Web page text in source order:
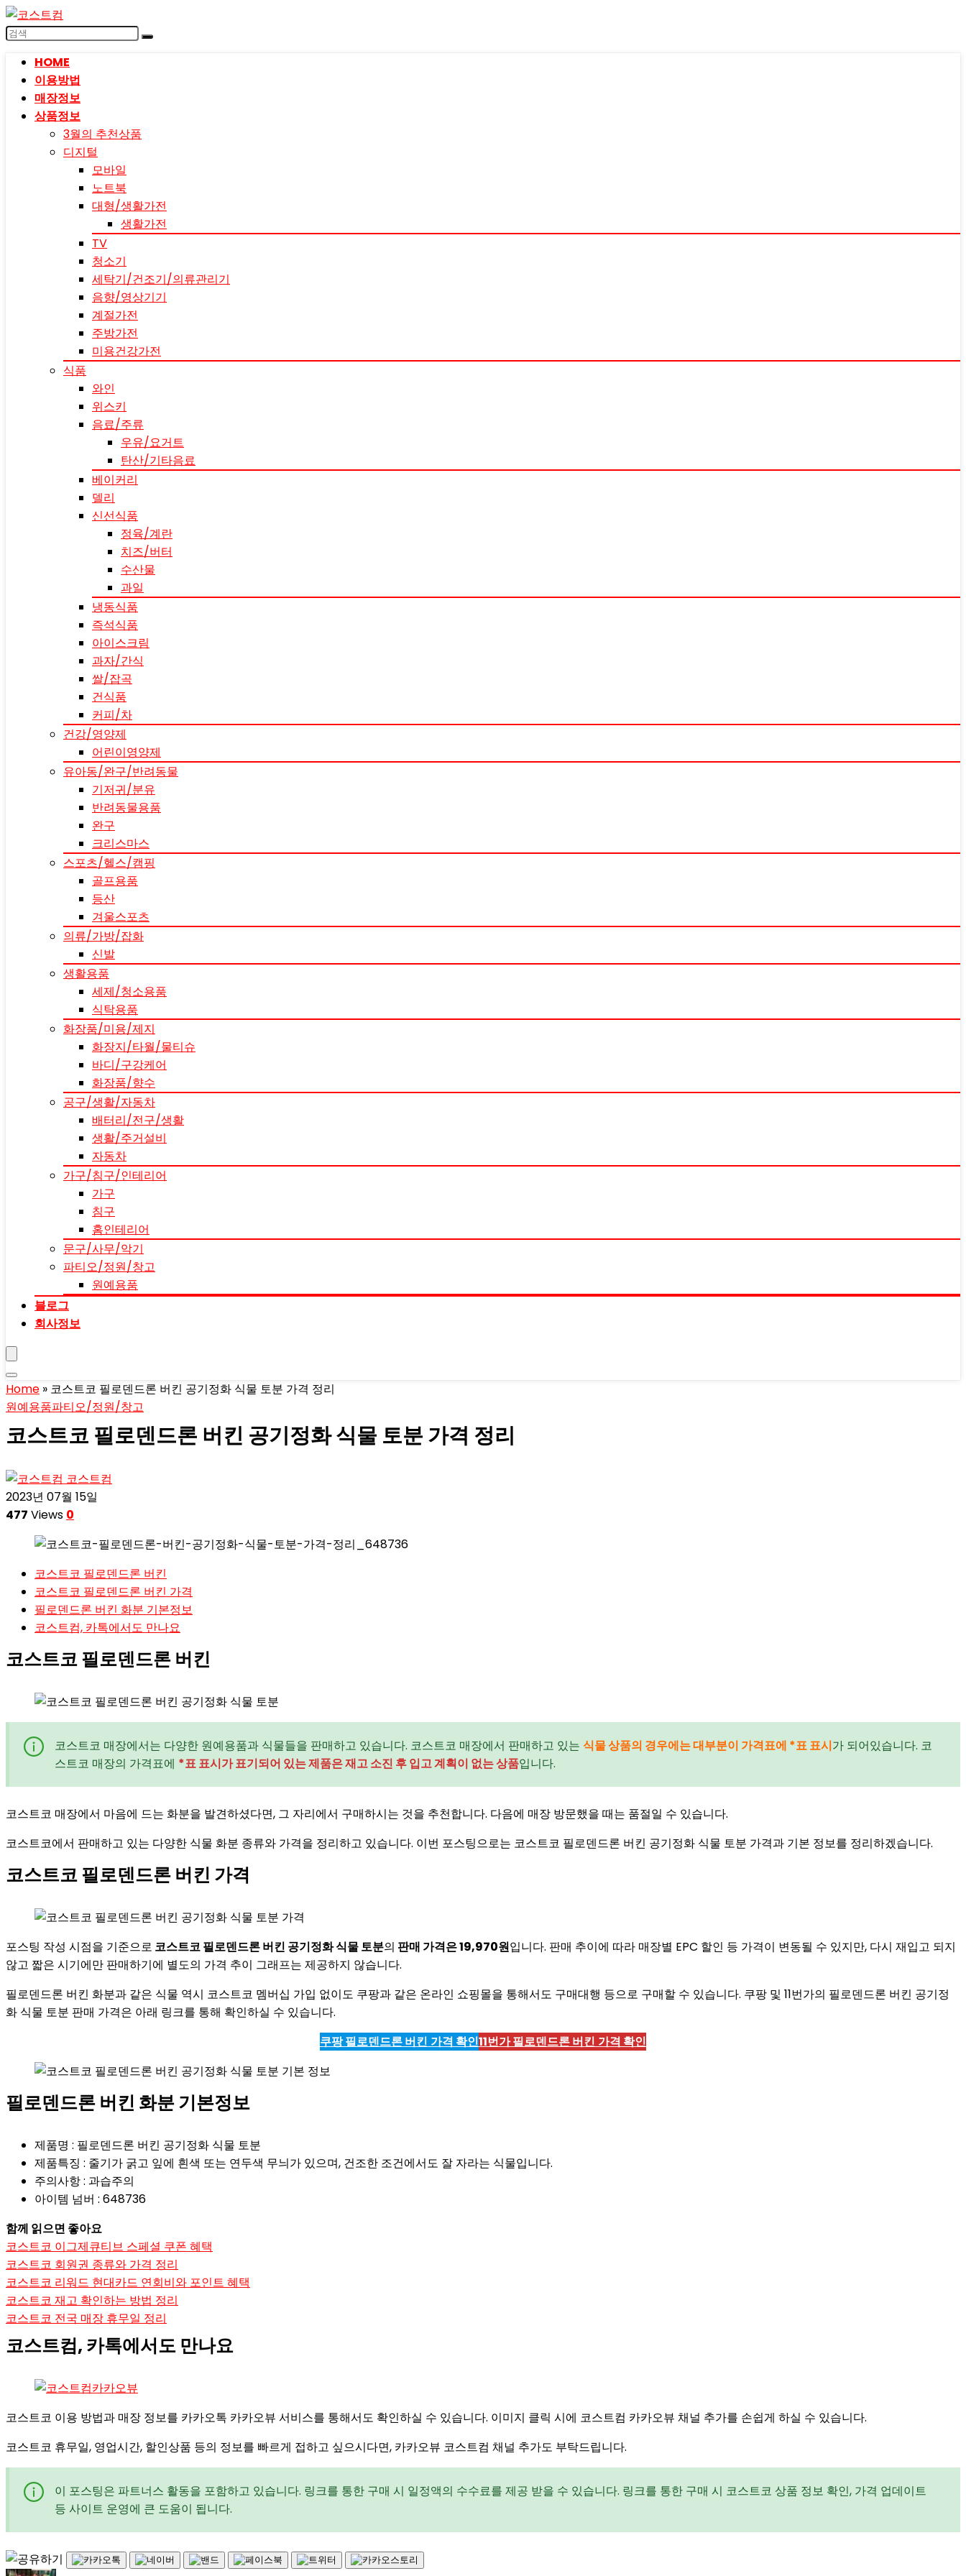
HOME
이용방법
매장정보
상품정보
3월의 추천상품
디지털
모바일
노트북
대형/생활가전
생활가전
TV
청소기
세탁기/건조기/의류관리기
음향/영상기기
계절가전
주방가전
미용건강가전
식품
와인
위스키
음료/주류
우유/요거트
탄산/기타음료
베이커리
델리
신선식품
정육/계란
치즈/버터
수산물
과일
냉동식품
즉석식품
아이스크림
과자/간식
쌀/잡곡
건식품
커피/차
건강/영양제
어린이영양제
유아동/완구/반려동물
기저귀/분유
반려동물용품
완구
크리스마스
스포츠/헬스/캠핑
골프용품
등산
겨울스포츠
의류/가방/잡화
신발
생활용품
세제/청소용품
식탁용품
화장품/미용/제지
화장지/타월/물티슈
바디/구강케어
화장품/향수
공구/생활/자동차
배터리/전구/생활
생활/주거설비
자동차
가구/침구/인테리어
가구
침구
홈인테리어
문구/사무/악기
파티오/정원/창고
원예용품
블로그
회사정보
Home » 코스트코 필로덴드론 버킨 공기정화 식물 토분 가격 정리
원예용품파티오/정원/창고
코스트코 필로덴드론 버킨 공기정화 식물 토분 가격 정리
코스트컴
2023년 07월 15일
477 Views 0
코스트코 필로덴드론 버킨
코스트코 필로덴드론 버킨 가격
필로덴드론 버킨 화분 기본정보
코스트컴, 카톡에서도 만나요
코스트코 필로덴드론 버킨
코스트코 매장에서는 다양한 원예용품과 식물들을 판매하고 있습니다. 코스트코 매장에서 판매하고 있는 식물 상품의 경우에는 대부분이 가격표에 *표 표시가 되어있습니다. 코
스트코 매장의 가격표에 *표 표시가 표기되어 있는 제품은 재고 소진 후 입고 계획이 없는 상품입니다.
코스트코 매장에서 마음에 드는 화분을 발견하셨다면, 그 자리에서 구매하시는 것을 추천합니다. 다음에 매장 방문했을 때는 품절일 수 있습니다.
코스트코에서 판매하고 있는 다양한 식물 화분 종류와 가격을 정리하고 있습니다. 이번 포스팅으로는 코스트코 필로덴드론 버킨 공기정화 식물 토분 가격과 기본 정보를 정리하겠습니다.
코스트코 필로덴드론 버킨 가격
포스팅 작성 시점을 기준으로 코스트코 필로덴드론 버킨 공기정화 식물 토분의 판매 가격은 19,970원입니다. 판매 추이에 따라 매장별 EPC 할인 등 가격이 변동될 수 있지만, 다시 재입고 되지
않고 짧은 시기에만 판매하기에 별도의 가격 추이 그래프는 제공하지 않습니다.
필로덴드론 버킨 화분과 같은 식물 역시 코스트코 멤버십 가입 없이도 쿠팡과 같은 온라인 쇼핑몰을 통해서도 구매대행 등으로 구매할 수 있습니다. 쿠팡 및 11번가의 필로덴드론 버킨 공기정
화 식물 토분 판매 가격은 아래 링크를 통해 확인하실 수 있습니다.
쿠팡 필로덴드론 버킨 가격 확인11번가필로덴드론 버킨 가격 확인
필로덴드론 버킨 화분 기본정보
제품명 : 필로덴드론 버킨 공기정화 식물 토분
제품특징 : 줄기가 굵고 잎에 흰색 또는 연두색 무늬가 있으며, 건조한 조건에서도 잘 자라는 식물입니다.
주의사항 : 과습주의
아이템 넘버 : 648736
함께 읽으면 좋아요
코스트코 이그제큐티브 스페셜 쿠폰 혜택
코스트코 회원권 종류와 가격 정리
코스트코 리워드 현대카드 연회비와 포인트 혜택
코스트코 재고 확인하는 방법 정리
코스트코 전국 매장 휴무일 정리
코스트컴, 카톡에서도 만나요
코스트코 이용 방법과 매장 정보를 카카오톡 카카오뷰 서비스를 통해서도 확인하실 수 있습니다. 이미지 클릭 시에 코스트컴 카카오뷰 채널 추가를 손쉽게 하실 수 있습니다.
코스트코 휴무일, 영업시간, 할인상품 등의 정보를 빠르게 접하고 싶으시다면, 카카오뷰 코스트컴 채널 추가도 부탁드립니다.
이 포스팅은 파트너스 활동을 포함하고 있습니다. 링크를 통한 구매 시 일정액의 수수료를 제공 받을 수 있습니다. 링크를 통한 구매 시 코스트코 상품 정보 확인, 가격 업데이트
등 사이트 운영에 큰 도움이 됩니다.